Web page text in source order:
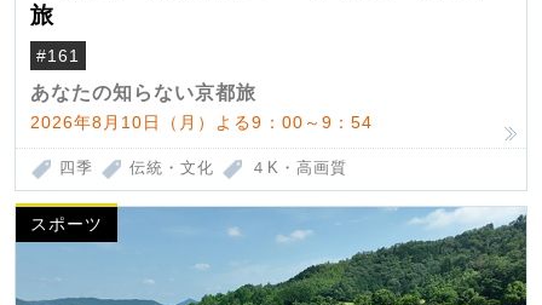
旅
#161
あなたの知らない京都旅
2026年8月10日（月）よる9：00～9：54
四季 伝統・文化 ４K・高画質
スポーツ